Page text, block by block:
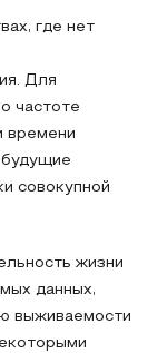
где нет
Для
частоте
времени
будущие
совокупной
жизни
данных,
выживаемости